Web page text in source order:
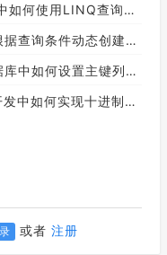
属性值在另外一个集合中存在的子集？
的Where查询表达式的实现方案
设置主键列为自增列？
字和十六进制间的相互转换呢？
或者 注册